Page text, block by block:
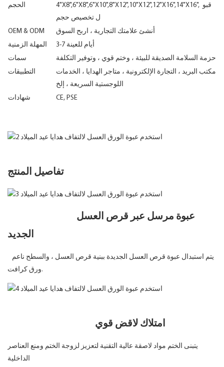
الحجم
4"X8",6"X8",6"X10",8"X12",10"X12",12"X16",14"X16", قبو
ل تخصيص حجم
OEM & ODM
أنشئ علامتك التجارية ، اربح السوق
المهلة الزمنية
3-7 أيام للعينة
سمات
حزمة السلامة الصديقة للبيئة ، وختم قوي ، وتوفير التكلفة
التطبيقات
مكتب البريد ، التجارة الإلكترونية ، متاجر الهدايا ، الخدمات
اللوجستية السريعة ، إلخ
شهادات
CE, PSE
تفاصيل المنتج
عبوة مرسل عبر قرص العسل
الجديد
ورق كرافت.
امتلاك لاقض قوي
يتبنى الختم مواد لاصقة عالية التقنية لتعزيز لزوجة الختم ومنع العناصر